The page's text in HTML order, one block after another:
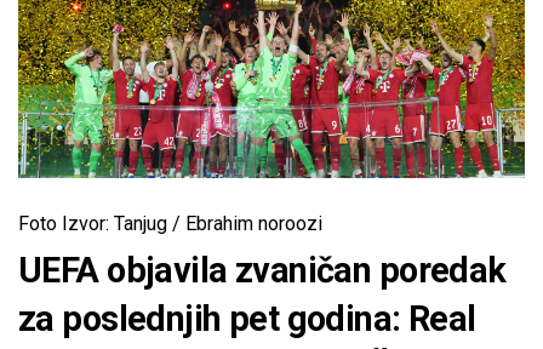
Foto Izvor: Tanjug / Ebrahim noroozi
UEFA objavila zvaničan poredak
za poslednjih pet godina: Real